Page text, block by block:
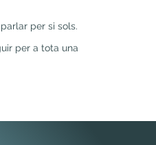
per si sols.
per a tota una